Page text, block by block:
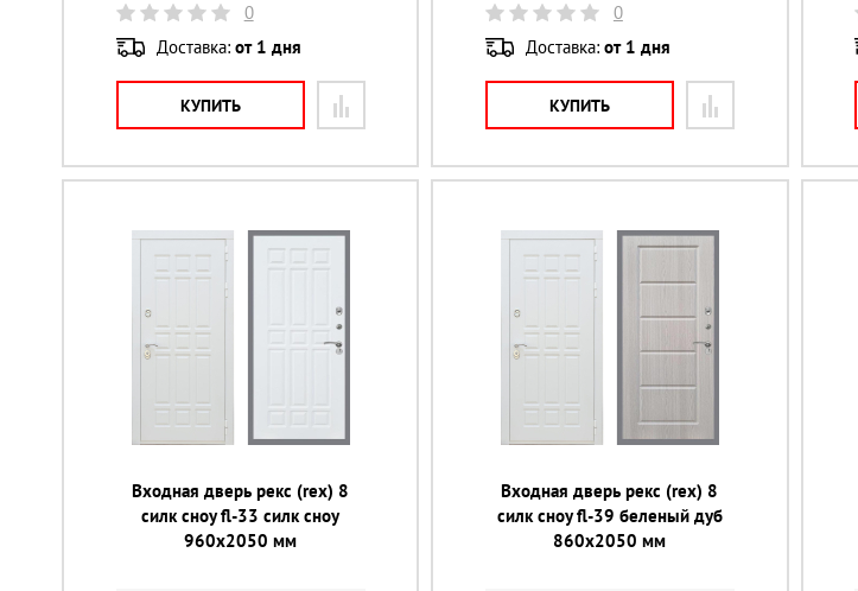
0
Доставка: от 1 дня
КУПИТЬ
0
Доставка: от 1 дня
КУПИТЬ
Входная дверь рекс (rex) 8
силк сноу fl-33 силк сноу
960х2050 мм
Входная дверь рекс (rex) 8
силк сноу fl-39 беленый дуб
860х2050 мм